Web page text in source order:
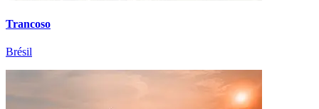
Trancoso
Brésil